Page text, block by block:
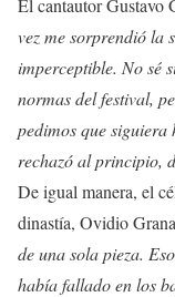
El cantautor Gustavo
vez me sorprendió la
imperceptible. No sé
normas del festival,
pedimos que
rechazó al principio,
De igual manera, el
dinastía, Ovidio
de una sola pieza.
había fallado en los